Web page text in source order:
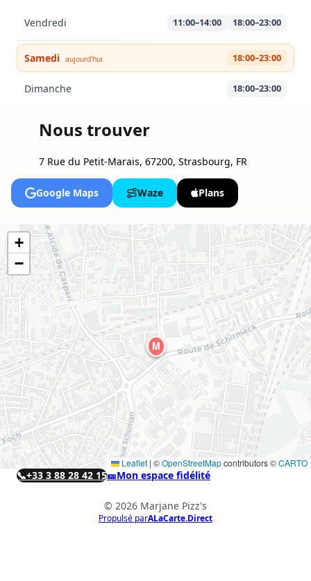
Vendredi 11:00–14:00 18:00–23:00
Samedi aujourd'hui 18:00–23:00
Dimanche 18:00–23:00
Nous trouver
7 Rue du Petit-Marais, 67200, Strasbourg, FR
Google Maps Waze Plans
M
+
−
Leaflet | ©OpenStreetMapcontributors ©CARTO
📞+33 3 88 28 42 15🎫Mon espace fidélité
© 2026 Marjane Pizz's
Propulsé parALaCarte.Direct